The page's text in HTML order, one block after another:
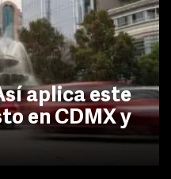
aplica este
en CDMX y